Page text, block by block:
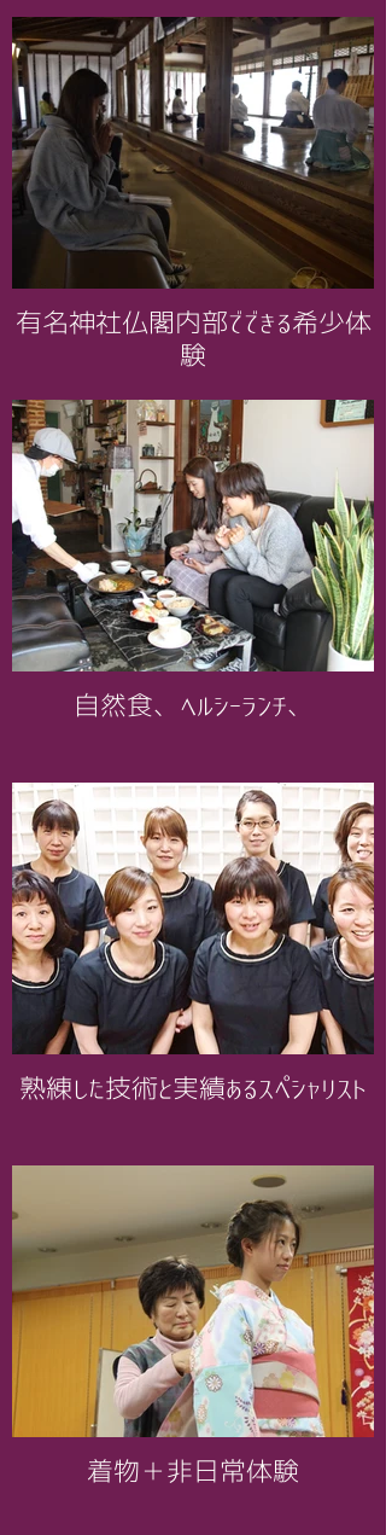
有名神社仏閣内部でできる希少体
験
自然食、ヘルシーランチ、
熟練した技術と実績あるスペシャリスト
着物＋非日常体験